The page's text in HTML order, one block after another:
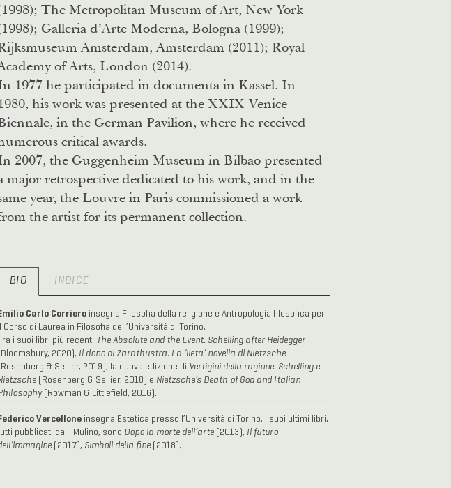
The Metropolitan Museum of Art, New York
Galleria d’Arte Moderna, Bologna (1999);
Amsterdam, Amsterdam (2011); Royal
of Arts, London (2014).
1977 he participated in documenta in Kassel. In
his work was presented at the XXIX Venice
in the German Pavilion, where he received
critical awards.
2007, the Guggenheim Museum in Bilbao presented
major retrospective dedicated to his work, and in the
year, the Louvre in Paris commissioned a work
the artist for its permanent collection.
BIO INDICE
Carlo Corrieroinsegna Filosofia della religione e Antropologia filosofica per
Corso di Laurea in Filosofia dell’Università di Torino.
i suoi libri più recenti The Absolute and the Event. Schelling after Heidegger
(Bloomsbury, 2020), Il dono di Zarathustra. La ‘lieta’ novella di Nietzsche
(Rosenberg & Sellier, 2019), la nuova edizione di Vertigini della ragione. Schelling e
(Rosenberg & Sellier, 2018) e Nietzsche’s Death of God and Italian
(Rowman & Littlefield, 2016).
Vercelloneinsegna Estetica presso l’Università di Torino. I suoi ultimi libri,
pubblicati da Il Mulino, sono Dopo la morte dell’arte(2013), Il futuro
(2017), Simboli della fine(2018).